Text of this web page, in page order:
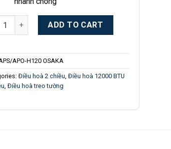
hòa Sumikura APS/APO-H120 OSAKA 12000BTU
ADD TO CART
APO-H120 OSAKA
Điều hoà 2 chiều, Điều hoà 12000 BTU
, Điều hoà treo tường